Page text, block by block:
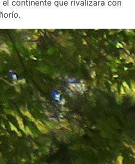
continente que rivalizara con